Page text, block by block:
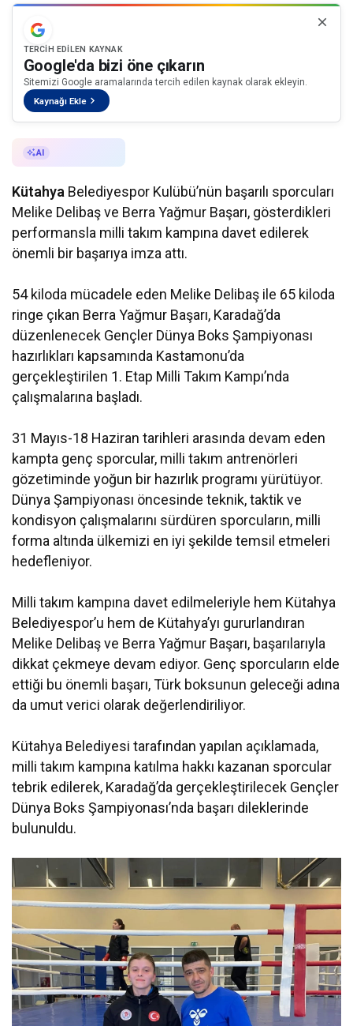
TERCIH EDILEN KAYNAK
Google'da bizi öne çıkarın
Sitemizi Google aramalarında tercih edilen kaynak olarak ekleyin.
Kaynağı Ekle
AI
Kütahya Belediyespor Kulübü’nün başarılı sporcuları
Melike Delibaş ve Berra Yağmur Başarı, gösterdikleri
performansla milli takım kampına davet edilerek
önemli bir başarıya imza attı.
54 kiloda mücadele eden Melike Delibaş ile 65 kiloda
ringe çıkan Berra Yağmur Başarı, Karadağ’da
düzenlenecek Gençler Dünya Boks Şampiyonası
hazırlıkları kapsamında Kastamonu’da
gerçekleştirilen 1. Etap Milli Takım Kampı’nda
çalışmalarına başladı.
31 Mayıs-18 Haziran tarihleri arasında devam eden
kampta genç sporcular, milli takım antrenörleri
gözetiminde yoğun bir hazırlık programı yürütüyor.
Dünya Şampiyonası öncesinde teknik, taktik ve
kondisyon çalışmalarını sürdüren sporcuların, milli
forma altında ülkemizi en iyi şekilde temsil etmeleri
hedefleniyor.
Milli takım kampına davet edilmeleriyle hem Kütahya
Belediyespor’u hem de Kütahya’yı gururlandıran
Melike Delibaş ve Berra Yağmur Başarı, başarılarıyla
dikkat çekmeye devam ediyor. Genç sporcuların elde
ettiği bu önemli başarı, Türk boksunun geleceği adına
da umut verici olarak değerlendiriliyor.
Kütahya Belediyesi tarafından yapılan açıklamada,
milli takım kampına katılma hakkı kazanan sporcular
tebrik edilerek, Karadağ’da gerçekleştirilecek Gençler
Dünya Boks Şampiyonası’nda başarı dileklerinde
bulunuldu.